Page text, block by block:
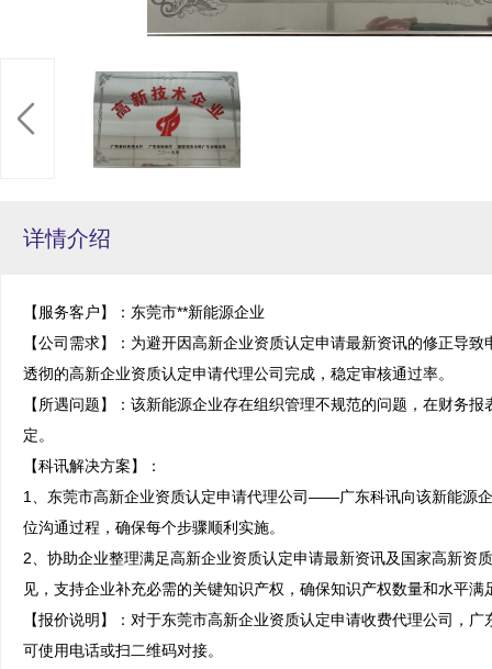
详情介绍
【服务客户】：东莞市**新能源企业
【公司需求】：为避开因高新企业资质认定申请最新资讯的修正导
透彻的高新企业资质认定申请代理公司完成，稳定审核通过率。
【所遇问题】：该新能源企业存在组织管理不规范的问题，在财务
定。
【科讯解决方案】：
1、东莞市高新企业资质认定申请代理公司——广东科讯向该新能源
位沟通过程，确保每个步骤顺利实施。
2、协助企业整理满足高新企业资质认定申请最新资讯及国家高新资
见，支持企业补充必需的关键知识产权，确保知识产权数量和水平
【报价说明】：对于东莞市高新企业资质认定申请收费代理公司，
可使用电话或扫二维码对接。